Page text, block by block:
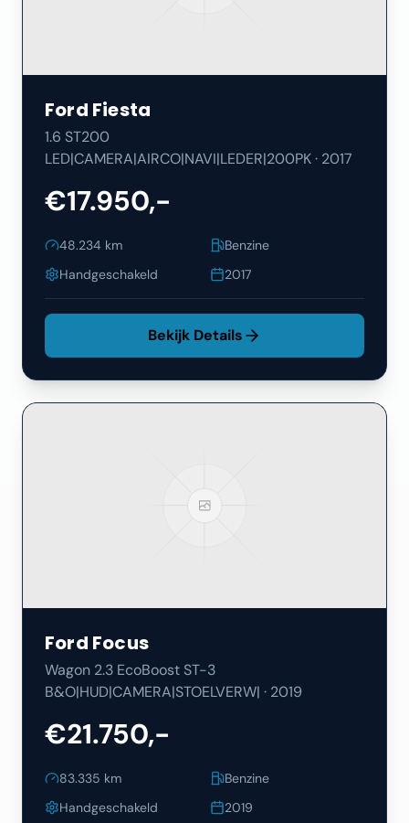
Ford Fiesta
1.6 ST200
LED|CAMERA|AIRCO|NAVI|LEDER|200PK· 2017
€17.950,-
48.234 km
Benzine
Handgeschakeld
2017
Bekijk Details
Ford Focus
Wagon 2.3 EcoBoost ST-3
B&O|HUD|CAMERA|STOELVERW| · 2019
€21.750,-
83.335 km
Benzine
Handgeschakeld
2019